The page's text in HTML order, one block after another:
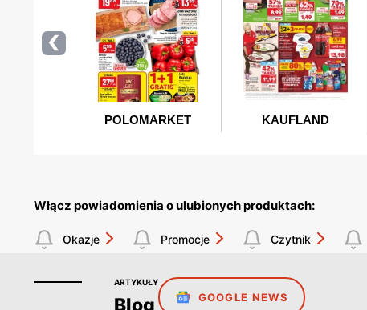
Włącz powiadomienia o ulubionych produktach:
Okazje Promocje Czytnik
ARTYKUŁY
Blog GOOGLE NEWS